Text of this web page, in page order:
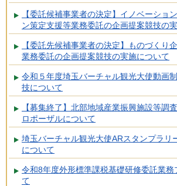
【委託候補事業者の決定】イノベーショ
ン策定支援等業務委託の企画提案競技の
【委託先候補事業者の決定】ものづくり
業務委託の企画提案競技の実施について
令和５年度埼玉バーチャル観光大使動画
技について
【募集終了】北部地域産業振興施設等調
ロポーザルについて
埼玉バーチャル観光大使ARスタンプラリ
について
令和8年度外形標準課税基礎研修委託業
て